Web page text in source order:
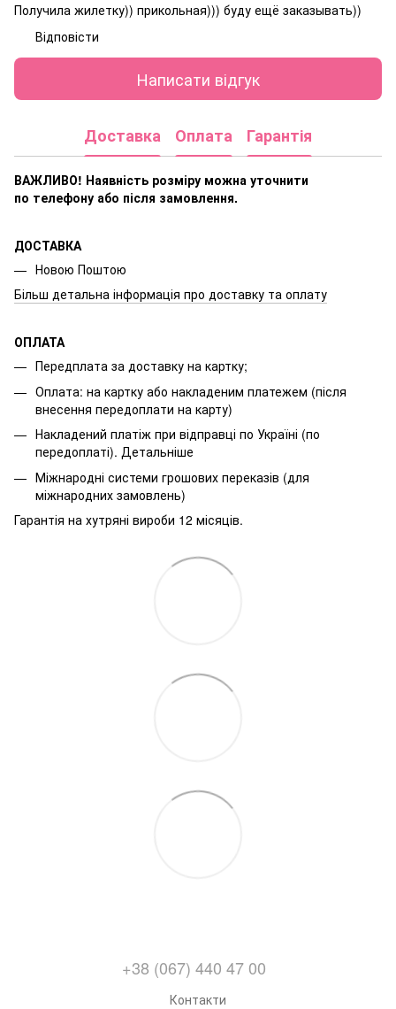
Получила жилетку)) прикольная))) буду ещё заказывать))
Відповісти
Написати відгук
Доставка Оплата Гарантія
ВАЖЛИВО! Наявність розміру можна уточнити
по телефону або після замовлення.
ДОСТАВКА
Новою Поштою
Більш детальна інформація про доставку та оплату
ОПЛАТА
Передплата за доставку на картку;
Оплата: на картку або накладеним платежем (після
внесення передоплати на карту)
Накладений платіж при відправці по Україні (по
передоплаті). Детальніше
Міжнародні системи грошових переказів (для
міжнародних замовлень)
Гарантія на хутряні вироби 12 місяців.
+38 (067) 440 47 00
Контакти